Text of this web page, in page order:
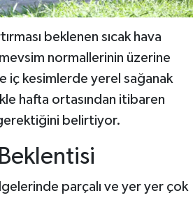
beklenen sıcak hava
normallerinin üzerine
iç kesimlerde yerel sağanak
hafta ortasından itibaren
gerektiğini belirtiyor.
parçalı ve yer yer çok